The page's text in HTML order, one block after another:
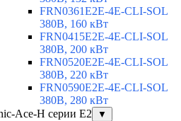
FRN0361E2E-4E-CLI-SOL
380В, 160 кВт
FRN0415E2E-4E-CLI-SOL
380В, 200 кВт
FRN0520E2E-4E-CLI-SOL
380В, 220 кВт
FRN0590E2E-4E-CLI-SOL
380В, 280 кВт
Ace-H серии E2
▼